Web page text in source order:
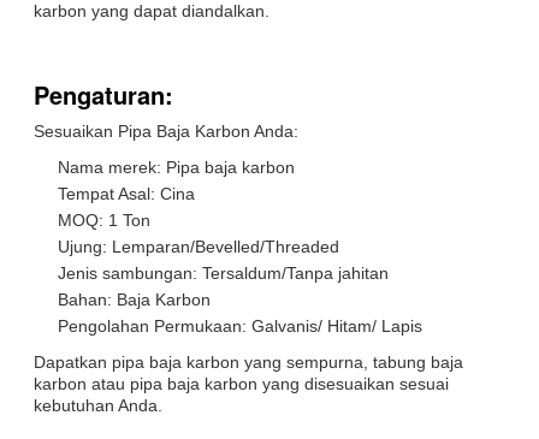
karbon yang dapat diandalkan.
Pengaturan:
Sesuaikan Pipa Baja Karbon Anda:
Nama merek: Pipa baja karbon
Tempat Asal: Cina
MOQ: 1 Ton
Ujung: Lemparan/Bevelled/Threaded
Jenis sambungan: Tersaldum/Tanpa jahitan
Bahan: Baja Karbon
Pengolahan Permukaan: Galvanis/ Hitam/ Lapis
Dapatkan pipa baja karbon yang sempurna, tabung baja
karbon atau pipa baja karbon yang disesuaikan sesuai
kebutuhan Anda.